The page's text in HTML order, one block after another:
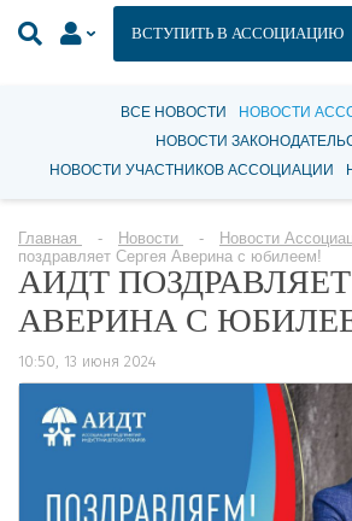
ВСТУПИТЬ В АССОЦИАЦИЮ
ВСЕ НОВОСТИ
НОВОСТИ
НОВОСТИ
НОВОСТИ УЧАСТНИКОВ АССОЦИАЦИИ
Главная Новости Новости
поздравляет Сергея Аверина с юбилеем!
АИДТ
АВЕРИНА С
10:50, 13 июня 2024